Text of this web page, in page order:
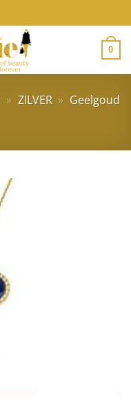
0
» ZILVER » Geelgoud